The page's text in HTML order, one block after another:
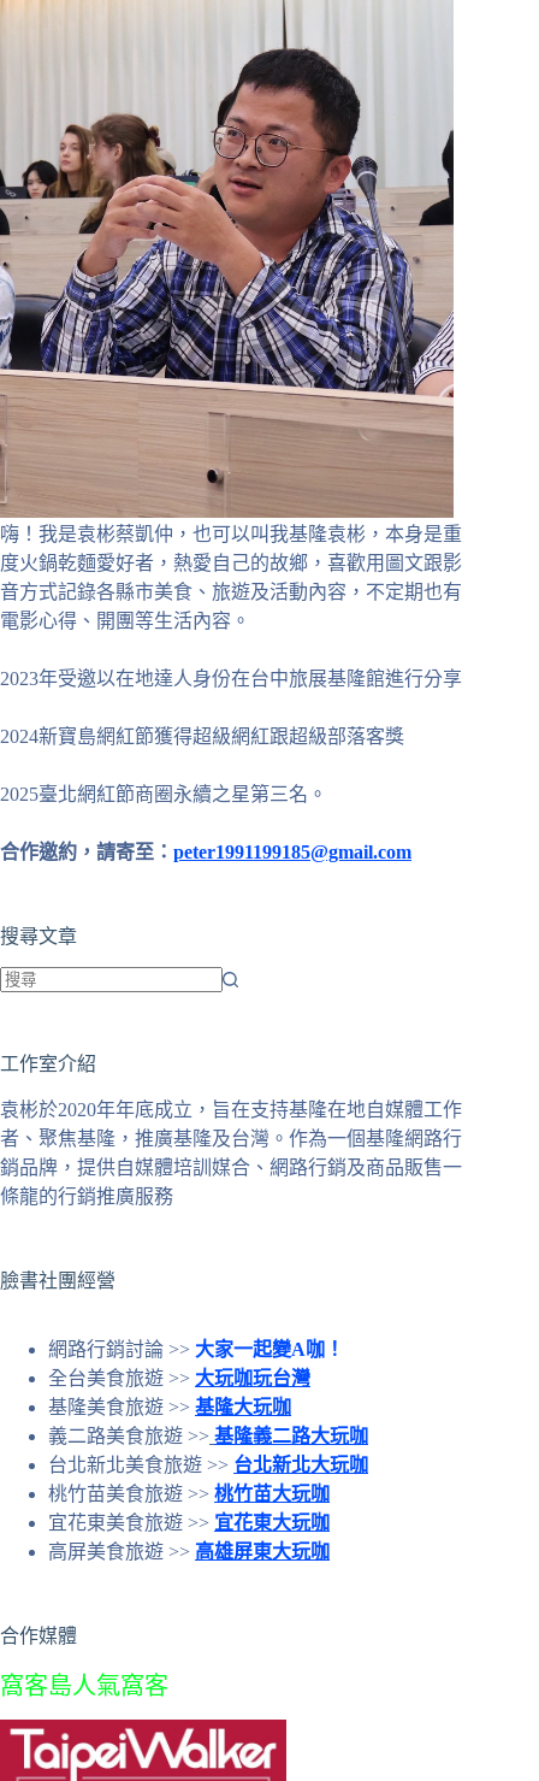
嗨！我是袁彬蔡凱仲，也可以叫我基隆袁彬，本身是重
度火鍋乾麵愛好者，熱愛自己的故鄉，喜歡用圖文跟影
音方式記錄各縣市美食、旅遊及活動內容，不定期也有
電影心得、開團等生活內容。
2023年受邀以在地達人身份在台中旅展基隆館進行分享
2024新寶島網紅節獲得超級網紅跟超級部落客獎
2025臺北網紅節商圈永續之星第三名。
合作邀約，請寄至： peter1991199185@gmail.com
搜尋文章
到
合
條
件
的
果
工作室介紹
袁彬於2020年年底成立，旨在支持基隆在地自媒體工作
者、聚焦基隆，推廣基隆及台灣。作為一個基隆網路行
銷品牌，提供自媒體培訓媒合、網路行銷及商品販售一
條龍的行銷推廣服務
臉書社團經營
網路行銷討論 >> 大家一起變A咖！
全台美食旅遊 >> 大玩咖玩台灣
基隆美食旅遊 >> 基隆大玩咖
義二路美食旅遊 >> 基隆義二路大玩咖
台北新北美食旅遊 >> 台北新北大玩咖
桃竹苗美食旅遊 >> 桃竹苗大玩咖
宜花東美食旅遊 >> 宜花東大玩咖
高屏美食旅遊 >> 高雄屏東大玩咖
合作媒體
窩客島人氣窩客